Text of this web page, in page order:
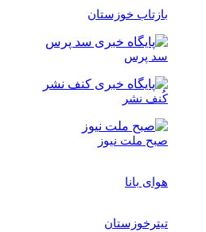
بازتاب خوزستان
سد پرس
کُنف نشر
صبح ملت نیوز
هوای بانا
تیترخوزستان